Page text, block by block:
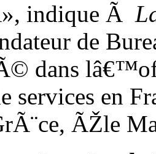
indique Ã
de
dans
services en
ÃŽle